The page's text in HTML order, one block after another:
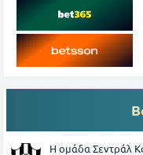
Η ομάδα Σεντράλ